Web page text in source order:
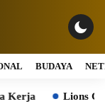
BUDAYA
Lions Club